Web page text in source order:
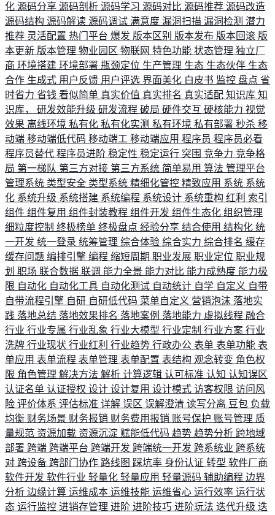
化 源码分享 源码剖析 源码学习 源码对比 源码推荐 源码改造
源码结构 源码解读 源码调试 满意度 漏洞扫描 漏洞检测 潜力
推荐 灵活配置 热门平台 爆发 版本区别 版本发布 版本回滚 版
本更新 版本管理 物业园区 物联网 特色功能 状态管理 独立厂
商 环境搭建 环境部署 瓶颈定位 生产管理 生态 生态伙伴 生态
合作 生成式 用户反馈 用户评选 界面美化 白皮书 监控 盘点 省
时省力 省钱 看似简单 真实价值 真实排名 真实适配 知识库 知
识库， 研发效能升级 研发流程 破局 硬件交互 硬核能力 视觉
效果 离线环境 私有化 私有化实测 私有环境 私有部署 秒杀 移
动端 移动端低代码 移动端工 移动端应用 程序员 程序员必看
程序员替代 程序员进阶 稳定性 稳定运行 突围 竞争力 竞争格
局 第一梯队 第三方对接 第三方系统 简单易用 算法 管理平台
管理系统 类型安全 类型系统 精细化管控 精致应用 系统 系统
化 系统升级 系统搭建 系统编程 系统设计 系统重构 红利 索引
组件 组件复用 组件封装教程 组件开发 组件生态化 组织管理
细粒度控制 终极榜单 终极盘点 经验分享 结合使用 结构化 统
一开发 统一登录 统筹管理 综合体验 综合实力 综合排名 缓存
缓存问题 编排引擎 编程 缩短周期 职业发展 职业定位 职业规
划 职场 联合数据 联调 能力全景 能力对比 能力成熟度 能力极
限 自动化 自动化工具 自动化测试 自动统计 自学 自定义 自带
自带流程引擎 自研 自研低代码 菜单自定义 营销泡沫 落地实
践 落地总结 落地效果排名 落地案例 落地能力 虚拟线程 融合
行业 行业专属 行业乱象 行业大模型 行业定制 行业方案 行业
洗牌 行业现状 行业红利 行业趋势 行政办公 表单 表单功能 表
单应用 表单流程 表单管理 表单配置 表结构 观念转变 角色权
限 角色管理 解决方法 解析 计算逻辑 认可标准 认知 认知误区
认证名单 认证授权 设计 设计复用 设计模式 访客权限 访问风
险 评价体系 评估标准 详解 误区 误解澄清 读写分离 豆包 负载
均衡 财务场景 财务报销 财务费用报销 账号保护 账号管理 质
量规范 资源加载 资源沉淀 赋能低代码 趋势 趋势分析 跨地域
部署 跨端 跨端平台 跨端开发 跨端统一开发 跨系统业 跨系统
对 跨设备 跨部门协作 路线图 踩坑率 身份认证 转型 软件厂商
软件开发 软件行业 轻量化 轻量应用 轻量源码 辅助编程 边界
分析 边缘计算 运维成本 运维技能 运维省心 运行效率 运行状
态 运行监控 进销存管理 进阶 进阶技巧 进阶玩法 迭代升级 迭